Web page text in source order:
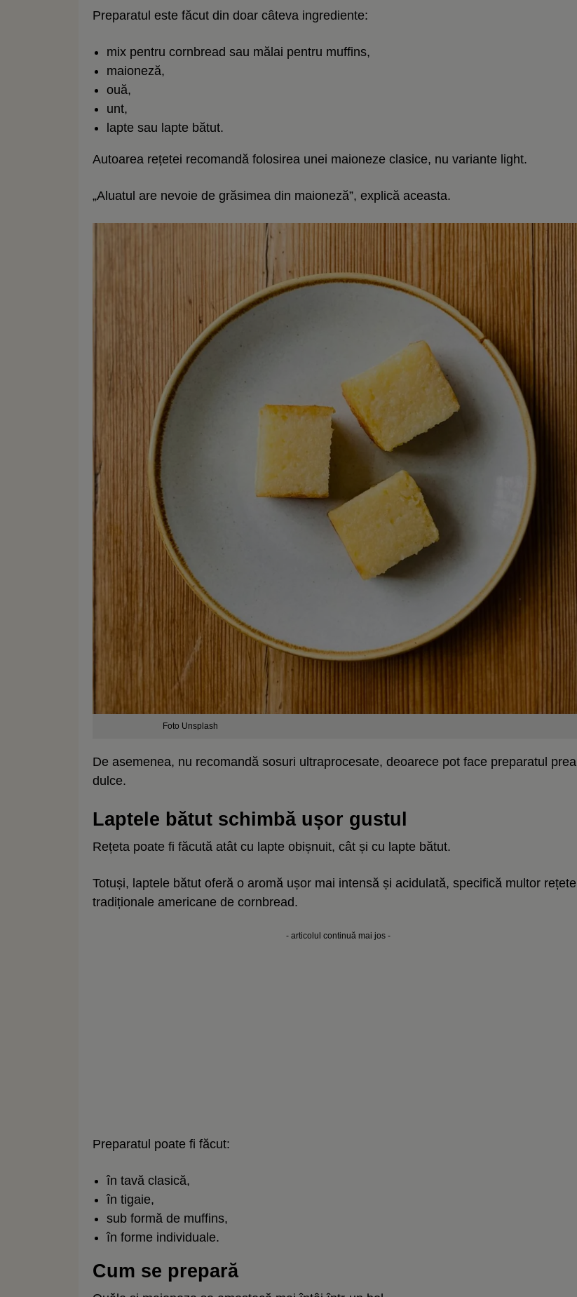
Preparatul este făcut din doar câteva ingrediente:
mix pentru cornbread sau mălai pentru muffins,
maioneză,
ouă,
unt,
lapte sau lapte bătut.
Autoarea rețetei recomandă folosirea unei maioneze clasice, nu variante light.
„Aluatul are nevoie de grăsimea din maioneză”, explică aceasta.
Foto Unsplash
De asemenea, nu recomandă sosuri ultraprocesate, deoarece pot face preparatul prea
dulce.
Laptele bătut schimbă ușor gustul
Rețeta poate fi făcută atât cu lapte obișnuit, cât și cu lapte bătut.
Totuși, laptele bătut oferă o aromă ușor mai intensă și acidulată, specifică multor rețete
tradiționale americane de cornbread.
- articolul continuă mai jos -
Preparatul poate fi făcut:
în tavă clasică,
în tigaie,
sub formă de muffins,
în forme individuale.
Cum se prepară